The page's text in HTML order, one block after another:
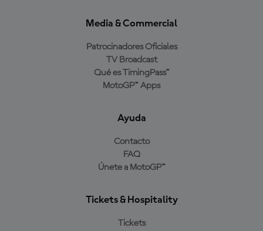
Media & Commercial
Patrocinadores Oficiales
TV Broadcast
Qué es TimingPass™
MotoGP™ Apps
Ayuda
Contacto
FAQ
Únete a MotoGP™
Tickets & Hospitality
Tickets